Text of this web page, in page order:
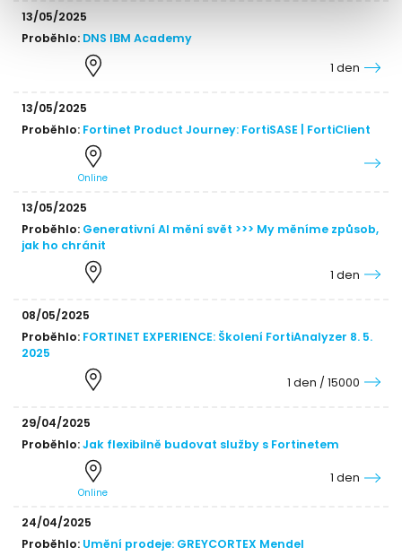
13/05/2025
Proběhlo:DNS IBM Academy
1 den
13/05/2025
Proběhlo:Fortinet Product Journey: FortiSASE | FortiClient
Online
13/05/2025
Proběhlo:Generativní AI mění svět >>> My měníme způsob,
jak ho chránit
1 den
08/05/2025
Proběhlo:FORTINET EXPERIENCE: Školení FortiAnalyzer 8. 5.
2025
1 den / 15000
29/04/2025
Proběhlo:Jak flexibilně budovat služby s Fortinetem
Online
1 den
24/04/2025
Proběhlo:Umění prodeje: GREYCORTEX Mendel